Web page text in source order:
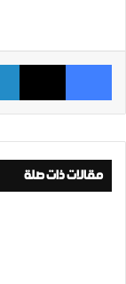
فيسبوك ‫X
مقالات ذات صلة